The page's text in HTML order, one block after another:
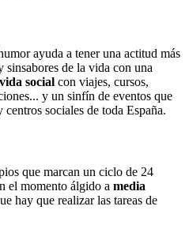
ayuda a tener una actitud más
de la vida con una
social con viajes, cursos,
y un sinfín de eventos que
sociales de toda España.
que marcan un ciclo de 24
el momento álgido a media
hay que realizar las tareas de